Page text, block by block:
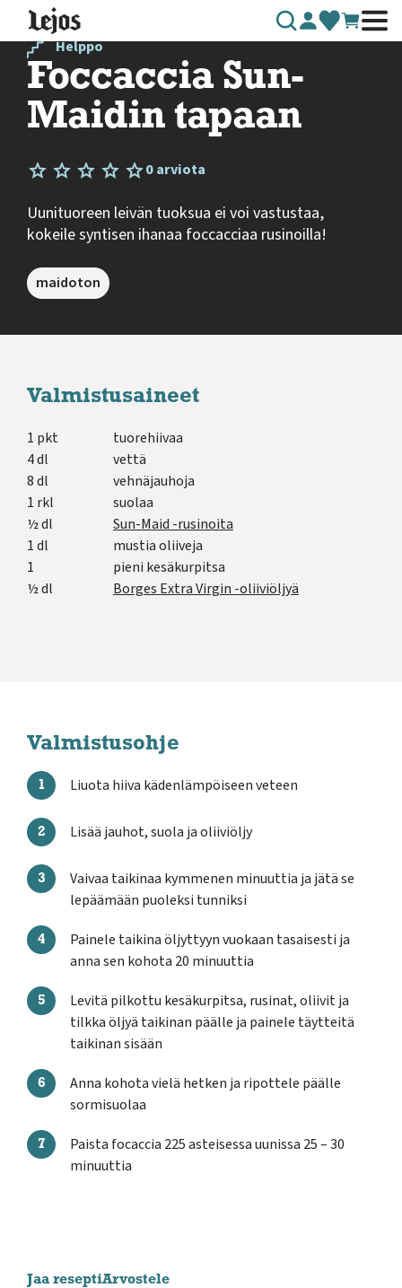
Siirry sisältöön
Helppo
Foccaccia Sun-
Maidin tapaan
0 arviota
Uunituoreen leivän tuoksua ei voi vastustaa,
kokeile syntisen ihanaa foccacciaa rusinoilla!
maidoton
Valmistusaineet
1 pkt
tuorehiivaa
4 dl
vettä
8 dl
vehnäjauhoja
1 rkl
suolaa
½ dl
Sun-Maid -rusinoita
1 dl
mustia oliiveja
1
pieni kesäkurpitsa
½ dl
Borges Extra Virgin -oliiviöljyä
Valmistusohje
Liuota hiiva kädenlämpöiseen veteen
Lisää jauhot, suola ja oliiviöljy
Vaivaa taikinaa kymmenen minuuttia ja jätä se
lepäämään puoleksi tunniksi
Painele taikina öljyttyyn vuokaan tasaisesti ja
anna sen kohota 20 minuuttia
Levitä pilkottu kesäkurpitsa, rusinat, oliivit ja
tilkka öljyä taikinan päälle ja painele täytteitä
taikinan sisään
Anna kohota vielä hetken ja ripottele päälle
sormisuolaa
Paista focaccia 225 asteisessa uunissa 25 – 30
minuuttia
Jaa reseptiArvostele